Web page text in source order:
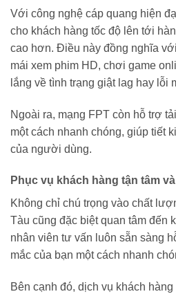
Với công nghệ cáp quang hiện
cho khách hàng tốc độ lên tới
cao hơn. Điều này đồng nghĩa
mái xem phim HD, chơi game
lắng về tình trạng giật lag hay lỗi
Ngoài ra, mạng FPT còn hỗ trợ
một cách nhanh chóng, giúp tiết
của người dùng.
Phục vụ khách hàng tận tâm
Không chỉ chú trọng vào chất
Tàu cũng đặc biệt quan tâm đến
nhân viên tư vấn luôn sẵn sàng
mắc của bạn một cách nhanh
Bên cạnh đó, dịch vụ khách